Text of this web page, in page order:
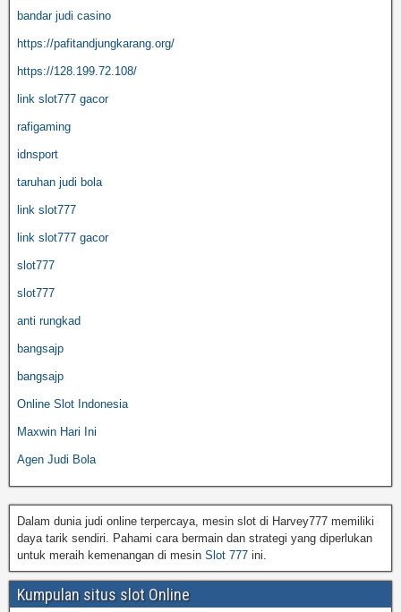
bandar judi casino
https://pafitandjungkarang.org/
https://128.199.72.108/
link slot777 gacor
rafigaming
idnsport
taruhan judi bola
link slot777
link slot777 gacor
slot777
slot777
anti rungkad
bangsajp
bangsajp
Online Slot Indonesia
Maxwin Hari Ini
Agen Judi Bola
Dalam dunia judi online terpercaya, mesin slot di Harvey777 memiliki
daya tarik sendiri. Pahami cara bermain dan strategi yang diperlukan
untuk meraih kemenangan di mesin Slot 777 ini.
Kumpulan situs slot Online